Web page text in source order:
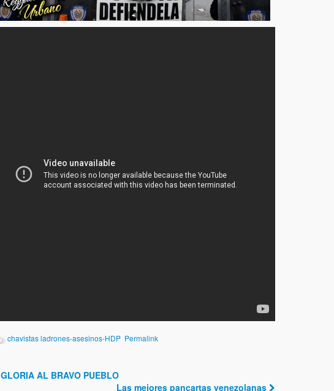
chavistas ladrones-asesinos-HDP Permalink
GLORIA AL BRAVO PUEBLO
Las mejores pancartas venezolanas